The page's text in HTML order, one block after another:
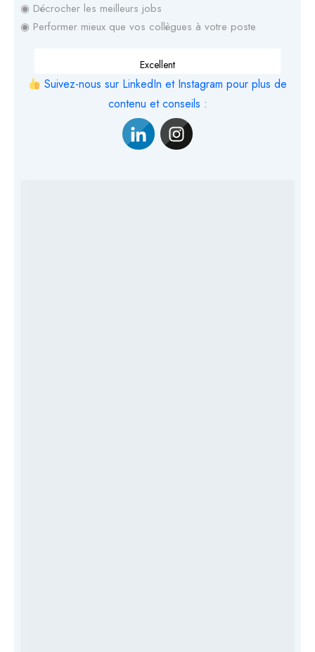
◉ Décrocher les meilleurs jobs
◉ Performer mieux que vos collègues à votre poste
Excellent
Suivez-nous sur LinkedIn et Instagram pour plus de
contenu et conseils :